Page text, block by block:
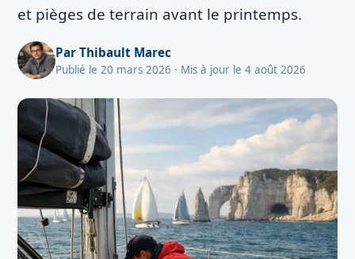
et pièges de terrain avant le printemps.
Par Thibault Marec
Publié le 20 mars 2026 · Mis à jour le 4 août 2026